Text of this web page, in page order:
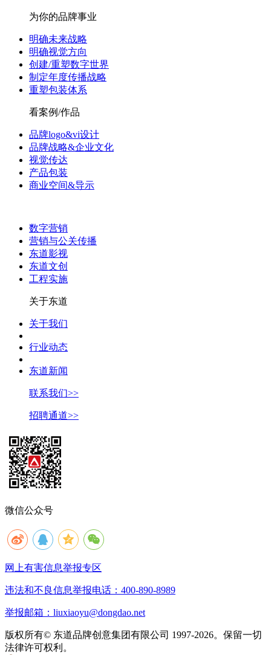
为你的品牌事业
明确未来战略
明确视觉方向
创建/重塑数字世界
制定年度传播战略
重塑包装体系
看案例/作品
品牌logo&vi设计
品牌战略&企业文化
视觉传达
产品包装
商业空间&导示
数字营销
营销与公关传播
东道影视
东道文创
工程实施
关于东道
关于我们
行业动态
东道新闻
联系我们>>
招聘通道>>
微信公众号
网上有害信息举报专区
违法和不良信息举报电话：400-890-8989
举报邮箱：liuxiaoyu@dongdao.net
版权所有© 东道品牌创意集团有限公司 1997-2026。保留一切
法律许可权利。